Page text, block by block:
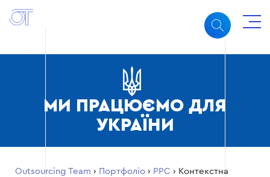
МИ ПРАЦЮЄМО ДЛЯ
УКРАЇНИ
Outsourcing Team › Портфоліо › PPC › Контекстна